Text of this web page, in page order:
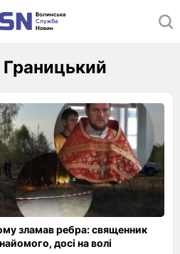
зламав ребра: священник
досі на волі